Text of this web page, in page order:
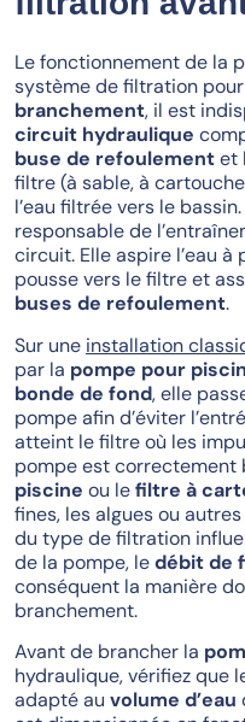
Le fonctionnement de la
système de filtration
branchement, il est
circuit hydraulique
buse de refoulementet
filtre (à sable, à
l’eau filtrée vers le
responsable de
circuit. Elle aspire l’eau
pousse vers le filtre et
buses de refoulement.
Sur une installation
par la pompe pour
bonde de fond, elle
pompe afin d’éviter
atteint le filtre où les
pompe est correctement
piscine ou lefiltre à
fines, les algues ou
du type de filtration
de la pompe, ledébit de
conséquent la manière
branchement.
Avant de brancher la
hydraulique, vérifiez que
adapté au volume d’eau